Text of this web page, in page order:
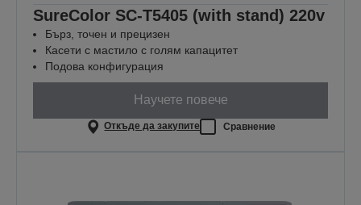
SureColor SC-T5405 (with stand) 220v
Бърз, точен и прецизен
Касети с мастило с голям капацитет
Подова конфигурация
Научете повече
Откъде да закупите Сравнение